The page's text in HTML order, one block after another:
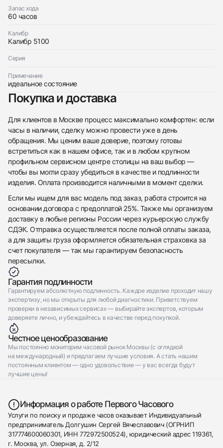
Запас хода
60 часов
Калибр
Калибр 5100
Серия
Примечание
идеальное состояние
Покупка и доставка
Для клиентов в Москве процесс максимально комфортен: если
часы в наличии, сделку можно провести уже в день
обращения. Мы ценим ваше доверие, поэтому готовы
встретиться как в нашем офисе, так и в любом крупном
профильном сервисном центре столицы на ваш выбор —
чтобы вы могли сразу убедиться в качестве и подлинности
изделия. Оплата производится наличными в момент сделки.
Если мы ищем для вас модель под заказ, работа строится на
основании договора с предоплатой 25%. Также мы организуем
доставку в любые регионы России через курьерскую службу
СДЭК. Отправка осуществляется после полной оплаты заказа,
а для защиты груза оформляется обязательная страховка за
счет покупателя — так мы гарантируем безопасность
пересылки.
Гарантия подлинности
Гарантируем абсолютную подлинность. Каждое изделие проходит нашу
экспертизу, но мы открыты для любой диагностики. Приветствуем
проверки в независимых сервисах — выбирайте экспертов, которым
доверяете лично, и убеждайтесь в качестве перед покупкой.
Честное ценообразование
Мы постоянно мониторим часовой рынок Москвы (с оглядкой
на международный) и предлагаем лучшие условия. А стать нашим
постоянным клиентом — одно удовольствие — у вас всегда будут
лучшие цены!
Информация о работе Первого Часового
Услуги по поиску и продаже часов оказывает Индивидуальный
предприниматель Долгушин Сергей Вячеславович (ОГРНИП
317774600060301, ИНН 772972500524), юридический адрес 119361,
г. Москва, ул. Озерная, д. 2/12